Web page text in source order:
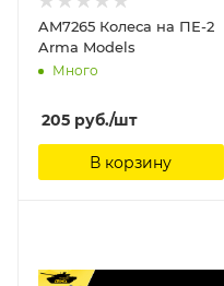
AM7265 Колеса на ПЕ-2
Arma Models
Много
205 руб./шт
В корзину